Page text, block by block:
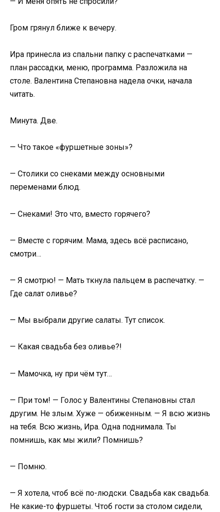
Гром грянул ближе к вечеру.
Ира принесла из спальни папку с распечатками —
план рассадки, меню, программа. Разложила на
столе. Валентина Степановна надела очки, начала
читать.
Минута. Две.
— Что такое «фуршетные зоны»?
— Столики со снеками между основными
переменами блюд.
— Снеками! Это что, вместо горячего?
— Вместе с горячим. Мама, здесь всё расписано,
смотри…
— Я смотрю! — Мать ткнула пальцем в распечатку. —
Где салат оливье?
— Мы выбрали другие салаты. Тут список.
— Какая свадьба без оливье?!
— Мамочка, ну при чём тут…
— При том! — Голос у Валентины Степановны стал
другим. Не злым. Хуже — обиженным. — Я всю жизнь
на тебя. Всю жизнь, Ира. Одна поднимала. Ты
помнишь, как мы жили? Помнишь?
— Помню.
— Я хотела, чтоб всё по-людски. Свадьба как свадьба.
Не какие-то фуршеты. Чтоб гости за столом сидели,